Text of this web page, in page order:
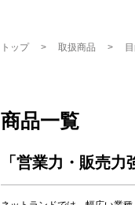
トップ 取扱商品
商品一覧
「営業力・販売